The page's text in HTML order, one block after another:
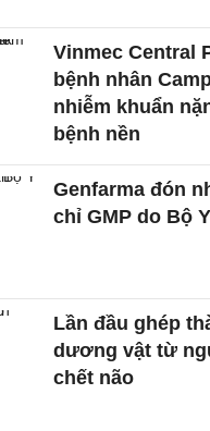
Vinmec Central
bệnh nhân
nhiễm khuẩn
bệnh nền
Genfarma đón
chỉ GMP do Bộ
Lần đầu ghép
dương vật từ
chết não